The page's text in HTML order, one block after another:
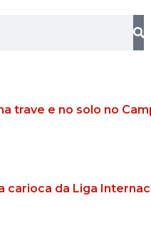
trave e no solo no
carioca da Liga